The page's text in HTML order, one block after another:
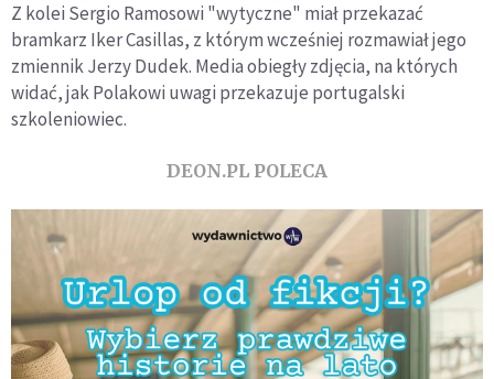
Z kolei Sergio Ramosowi "wytyczne" miał przekazać
bramkarz Iker Casillas, z którym wcześniej rozmawiał jego
zmiennik Jerzy Dudek. Media obiegły zdjęcia, na których
widać, jak Polakowi uwagi przekazuje portugalski
szkoleniowiec.
DEON.PL POLECA